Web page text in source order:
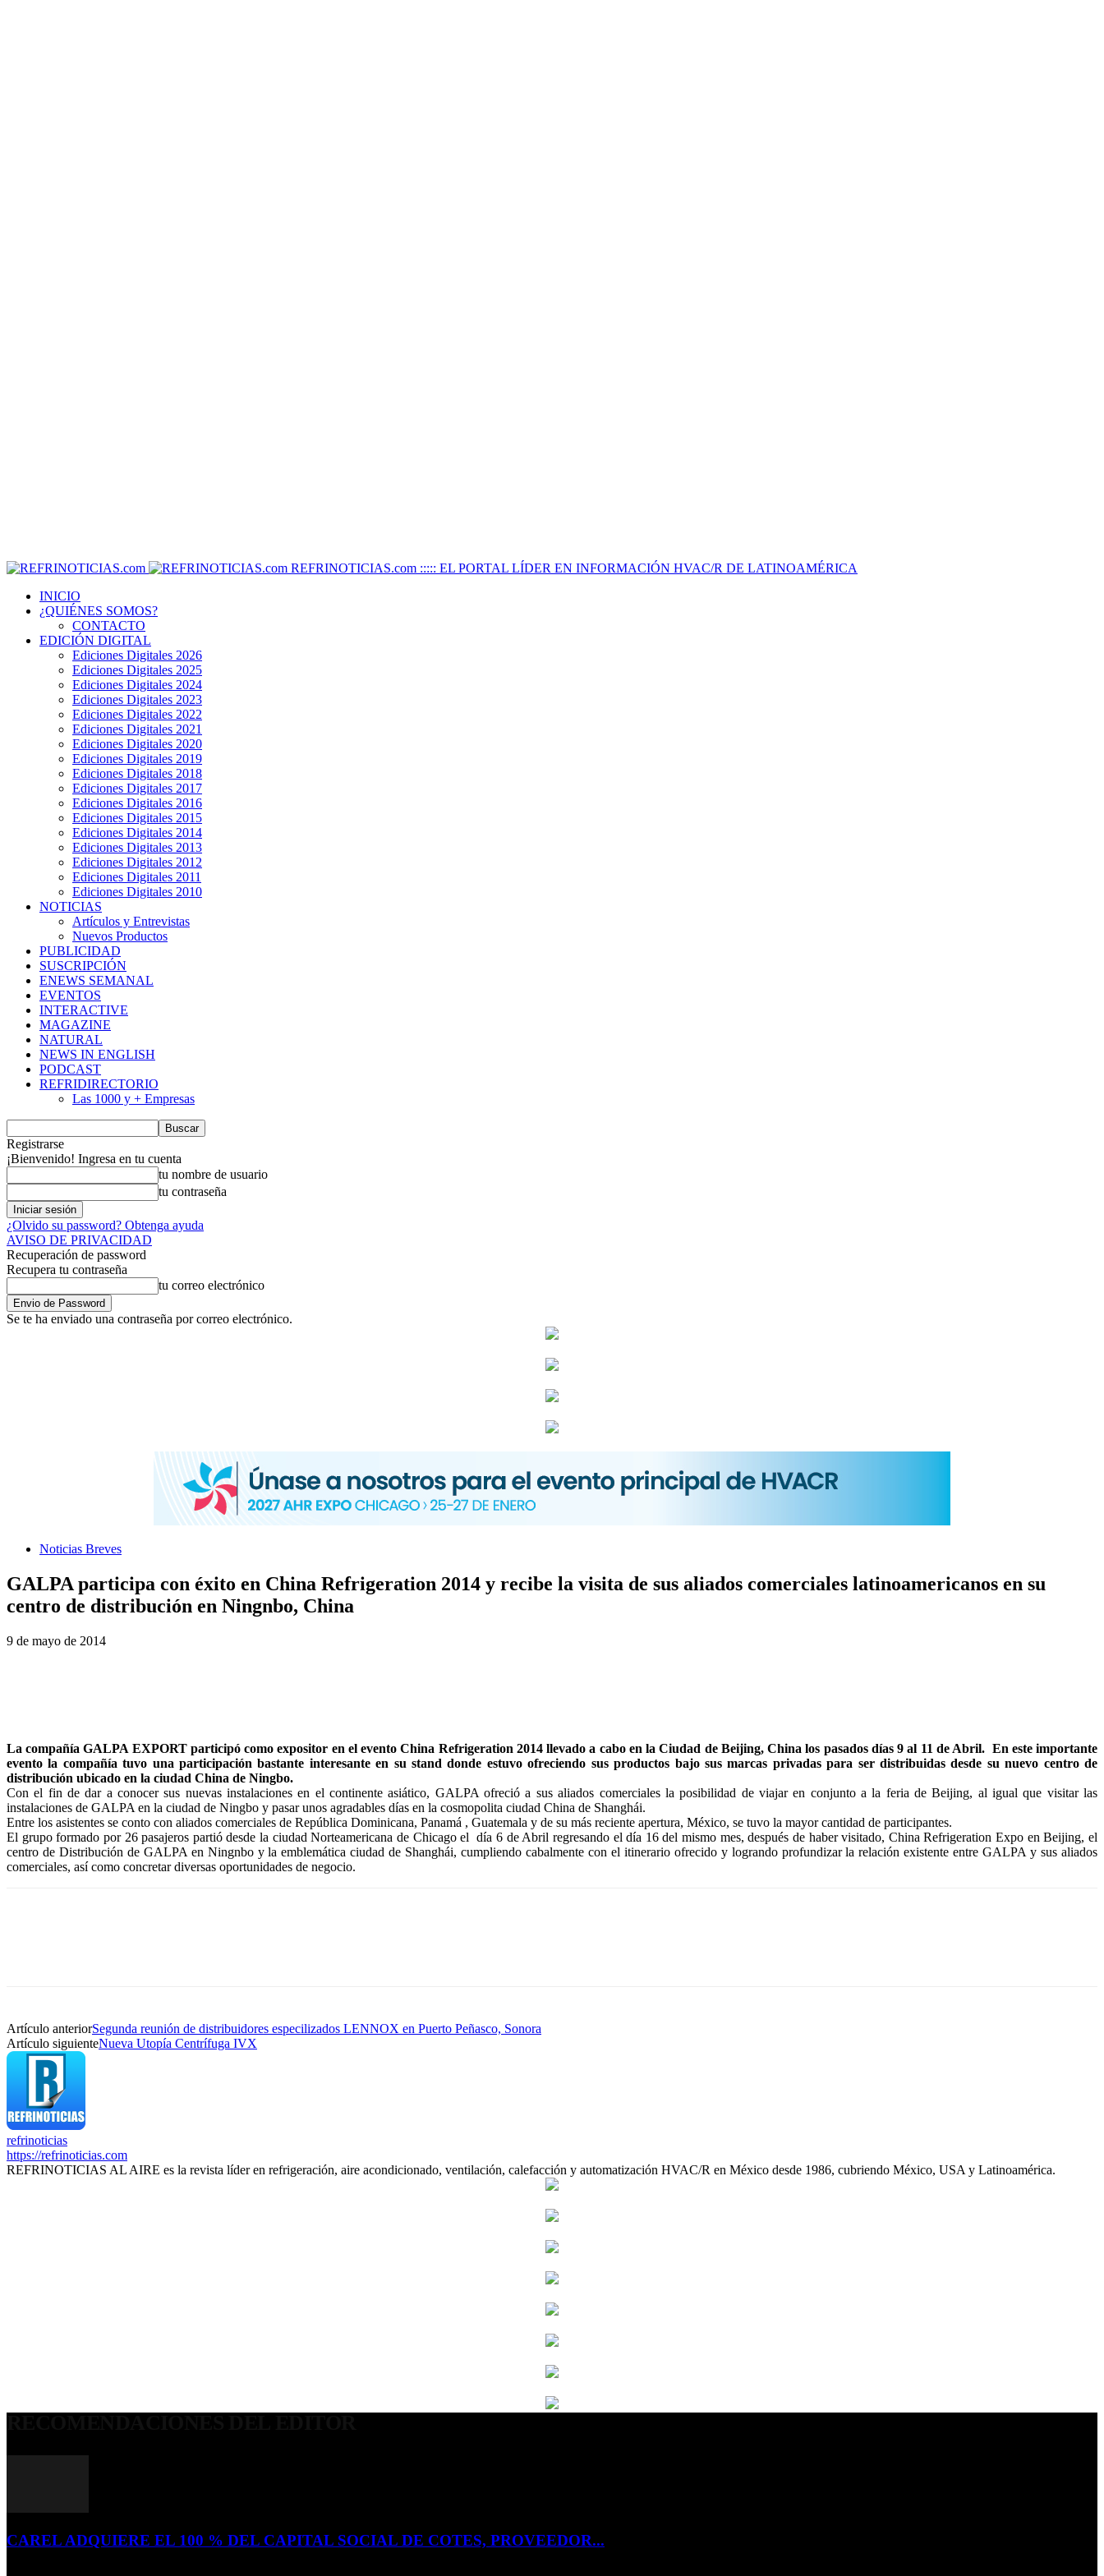
REFRINOTICIAS.com ::::: EL PORTAL LÍDER EN INFORMACIÓN HVAC/R DE LATINOAMÉRICA
INICIO
¿QUIÉNES SOMOS?
CONTACTO
EDICIÓN DIGITAL
Ediciones Digitales 2026
Ediciones Digitales 2025
Ediciones Digitales 2024
Ediciones Digitales 2023
Ediciones Digitales 2022
Ediciones Digitales 2021
Ediciones Digitales 2020
Ediciones Digitales 2019
Ediciones Digitales 2018
Ediciones Digitales 2017
Ediciones Digitales 2016
Ediciones Digitales 2015
Ediciones Digitales 2014
Ediciones Digitales 2013
Ediciones Digitales 2012
Ediciones Digitales 2011
Ediciones Digitales 2010
NOTICIAS
Artículos y Entrevistas
Nuevos Productos
PUBLICIDAD
SUSCRIPCIÓN
ENEWS SEMANAL
EVENTOS
INTERACTIVE
MAGAZINE
NATURAL
NEWS IN ENGLISH
PODCAST
REFRIDIRECTORIO
Las 1000 y + Empresas
Registrarse
¡Bienvenido! Ingresa en tu cuenta
tu nombre de usuario
tu contraseña
¿Olvido su password? Obtenga ayuda
AVISO DE PRIVACIDAD
Recuperación de password
Recupera tu contraseña
tu correo electrónico
Se te ha enviado una contraseña por correo electrónico.
Noticias Breves
GALPA participa con éxito en China Refrigeration 2014 y recibe la visita de sus aliados comerciales latinoamericanos en su
centro de distribución en Ningnbo, China
9 de mayo de 2014
La compañía GALPA EXPORT participó como expositor en el evento China Refrigeration 2014 llevado a cabo en la Ciudad de Beijing, China los pasados días 9 al 11 de Abril. En este importante
evento la compañía tuvo una participación bastante interesante en su stand donde estuvo ofreciendo sus productos bajo sus marcas privadas para ser distribuidas desde su nuevo centro de
distribución ubicado en la ciudad China de Ningbo.
Con el fin de dar a conocer sus nuevas instalaciones en el continente asiático, GALPA ofreció a sus aliados comerciales la posibilidad de viajar en conjunto a la feria de Beijing, al igual que visitar las
instalaciones de GALPA en la ciudad de Ningbo y pasar unos agradables días en la cosmopolita ciudad China de Shanghái.
Entre los asistentes se conto con aliados comerciales de República Dominicana, Panamá , Guatemala y de su más reciente apertura, México, se tuvo la mayor cantidad de participantes.
El grupo formado por 26 pasajeros partió desde la ciudad Norteamericana de Chicago el día 6 de Abril regresando el día 16 del mismo mes, después de haber visitado, China Refrigeration Expo en Beijing, el
centro de Distribución de GALPA en Ningnbo y la emblemática ciudad de Shanghái, cumpliendo cabalmente con el itinerario ofrecido y logrando profundizar la relación existente entre GALPA y sus aliados
comerciales, así como concretar diversas oportunidades de negocio.
Artículo anteriorSegunda reunión de distribuidores especilizados LENNOX en Puerto Peñasco, Sonora
Artículo siguienteNueva Utopía Centrífuga IVX
refrinoticias
https://refrinoticias.com
REFRINOTICIAS AL AIRE es la revista líder en refrigeración, aire acondicionado, ventilación, calefacción y automatización HVAC/R en México desde 1986, cubriendo México, USA y Latinoamérica.
CAREL ADQUIERE EL 100 % DEL CAPITAL SOCIAL DE COTES, PROVEEDOR...